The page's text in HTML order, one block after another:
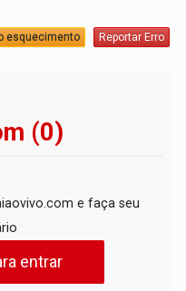
esquecimento Reportar Erro
(0)
e faça seu
entrar